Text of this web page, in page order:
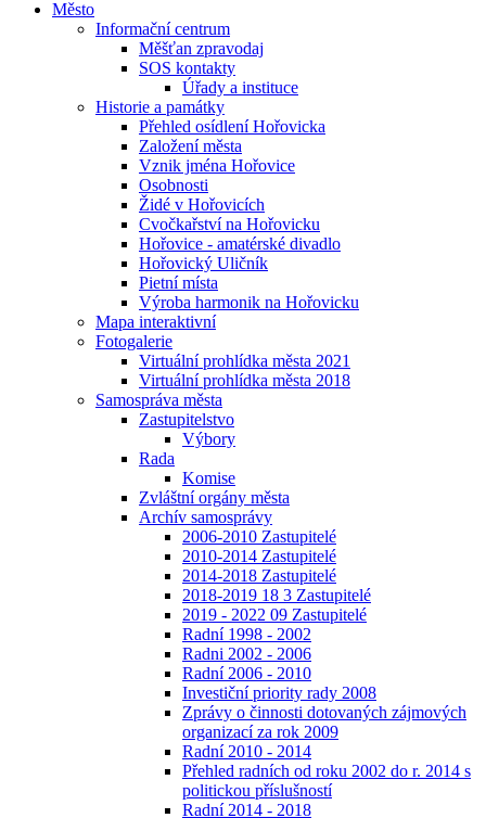
Město
Informační centrum
Měšťan zpravodaj
SOS kontakty
Úřady a instituce
Historie a památky
Přehled osídlení Hořovicka
Založení města
Vznik jména Hořovice
Osobnosti
Židé v Hořovicích
Cvočkařství na Hořovicku
Hořovice - amatérské divadlo
Hořovický Uličník
Pietní místa
Výroba harmonik na Hořovicku
Mapa interaktivní
Fotogalerie
Virtuální prohlídka města 2021
Virtuální prohlídka města 2018
Samospráva města
Zastupitelstvo
Výbory
Rada
Komise
Zvláštní orgány města
Archív samosprávy
2006-2010 Zastupitelé
2010-2014 Zastupitelé
2014-2018 Zastupitelé
2018-2019 18 3 Zastupitelé
2019 - 2022 09 Zastupitelé
Radní 1998 - 2002
Radni 2002 - 2006
Radní 2006 - 2010
Investiční priority rady 2008
Zprávy o činnosti dotovaných zájmových
organizací za rok 2009
Radní 2010 - 2014
Přehled radních od roku 2002 do r. 2014 s
politickou příslušností
Radní 2014 - 2018